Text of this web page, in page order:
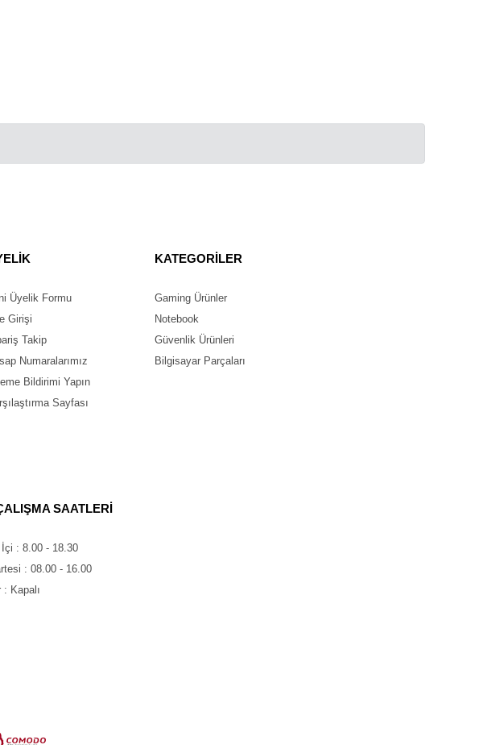
Üyelik Formu
Girişi
Takip
Numaralarımız
Bildirimi Yapın
Sayfası
KATEGORİLER
Gaming Ürünler
Notebook
Güvenlik Ürünleri
Bilgisayar Parçaları
SAATLERİ
İçi : 8.00 - 18.30
: 08.00 - 16.00
: Kapalı